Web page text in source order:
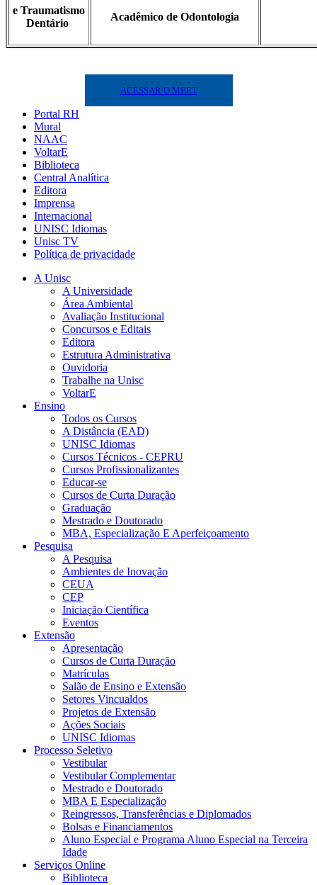
e Traumatismo
Dentário
Acadêmico de Odontologia
ACESSAR O MEET
Portal RH
Mural
NAAC
VoltarE
Biblioteca
Central Analítica
Editora
Imprensa
Internacional
UNISC Idiomas
Unisc TV
Política de privacidade
A Unisc
A Universidade
Área Ambiental
Avaliação Institucional
Concursos e Editais
Editora
Estrutura Administrativa
Ouvidoria
Trabalhe na Unisc
VoltarE
Ensino
Todos os Cursos
A Distância (EAD)
UNISC Idiomas
Cursos Técnicos - CEPRU
Cursos Profissionalizantes
Educar-se
Cursos de Curta Duração
Graduação
Mestrado e Doutorado
MBA, Especialização E Aperfeiçoamento
Pesquisa
A Pesquisa
Ambientes de Inovação
CEUA
CEP
Iniciação Científica
Eventos
Extensão
Apresentação
Cursos de Curta Duração
Matrículas
Salão de Ensino e Extensão
Setores Vincualdos
Projetos de Extensão
Ações Sociais
UNISC Idiomas
Processo Seletivo
Vestibular
Vestibular Complementar
Mestrado e Doutorado
MBA E Especialização
Reingressos, Transferências e Diplomados
Bolsas e Financiamentos
Aluno Especial e Programa Aluno Especial na Terceira
Idade
Serviços Online
Biblioteca